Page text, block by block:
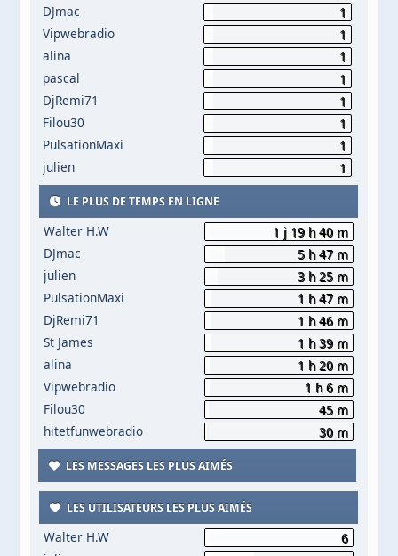
DJmac
1
Vipwebradio
1
alina
1
pascal
1
DjRemi71
1
Filou30
1
PulsationMaxi
1
julien
1
LE PLUS DE TEMPS EN LIGNE
Walter H.W
1 j 19 h 40 m
DJmac
5 h 47 m
julien
3 h 25 m
PulsationMaxi
1 h 47 m
DjRemi71
1 h 46 m
St James
1 h 39 m
alina
1 h 20 m
Vipwebradio
1 h 6 m
Filou30
45 m
hitetfunwebradio
30 m
LES MESSAGES LES PLUS AIMÉS
LES UTILISATEURS LES PLUS AIMÉS
Walter H.W
6